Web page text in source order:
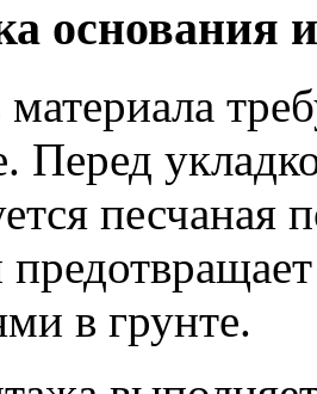
основания
Перед
песчаная
в грунте.